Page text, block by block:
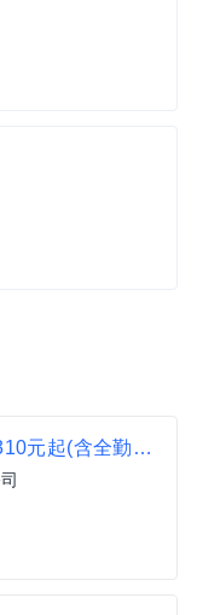
【すき家 SUKIYA】★大夜班時薪310元起(含全勤津貼獎金)★ 天母高島屋前店